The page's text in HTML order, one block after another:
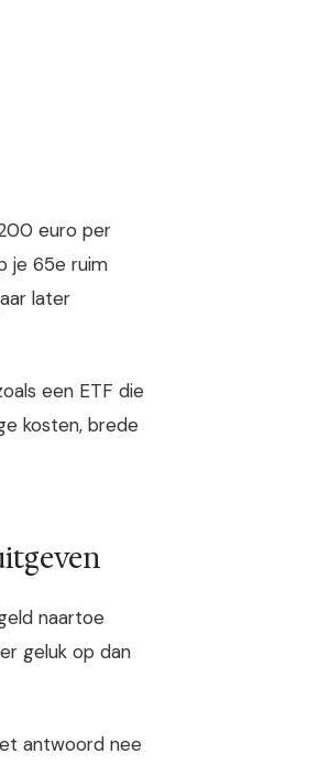
euro per
je 65e ruim
later
een ETF die
kosten, brede
naartoe
geluk op dan
antwoord nee